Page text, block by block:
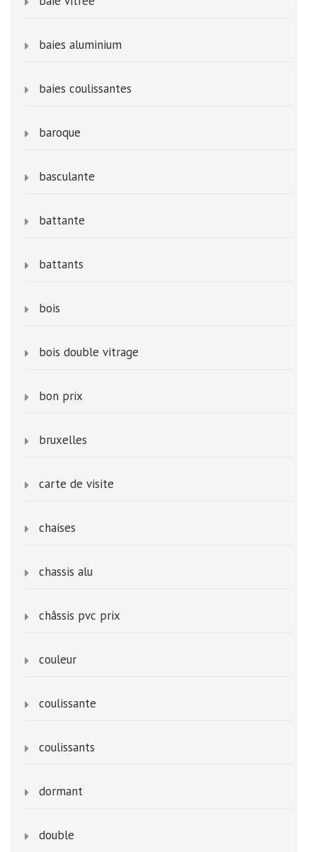
baies aluminium
baies coulissantes
baroque
basculante
battante
battants
bois
bois double vitrage
bon prix
bruxelles
carte de visite
chaises
chassis alu
châssis pvc prix
couleur
coulissante
coulissants
dormant
double